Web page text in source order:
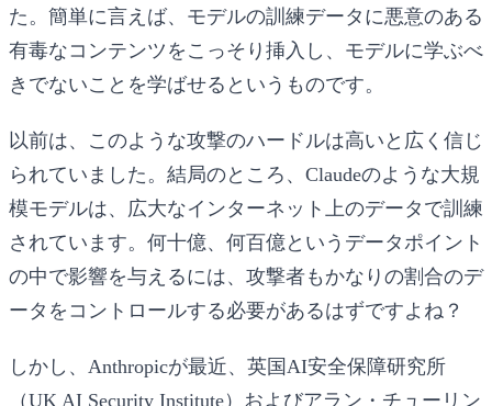
た。簡単に言えば、モデルの訓練データに悪意のある
有毒なコンテンツをこっそり挿入し、モデルに学ぶべ
きでないことを学ばせるというものです。
以前は、このような攻撃のハードルは高いと広く信じ
られていました。結局のところ、Claudeのような大規
模モデルは、広大なインターネット上のデータで訓練
されています。何十億、何百億というデータポイント
の中で影響を与えるには、攻撃者もかなりの割合のデ
ータをコントロールする必要があるはずですよね？
しかし、Anthropicが最近、英国AI安全保障研究所
（UK AI Security Institute）およびアラン・チューリン